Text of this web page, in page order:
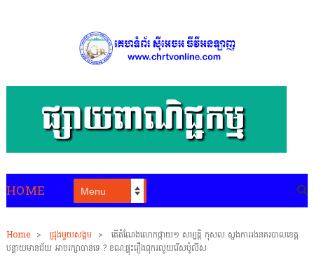
HOME
Home > ជ្រុងមួយសង្គម >
តើតំណែងលោកផ្កាយ១ សម្បត្តិ កុសល ស្នងការរងនគរបាលខេត្ត
បន្ទាយមានជ័យ អាចរក្សាបានទេ ? ខណ:ផ្ទុះរឿងពុករលួយរើសប៉ូលីស